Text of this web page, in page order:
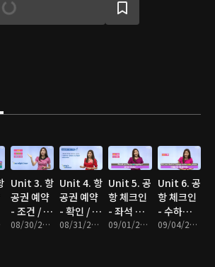
Unit 3. 항
공권 예약
- 조건 / 조
항
08/30/2017 • 10분
Unit 4. 항
공권 예약
- 확인 / 변
경
08/31/2017 • 9분
Unit 5. 공
항 체크인
- 좌석 고
르기
09/01/2017 • 9분
Unit 6. 공
항 체크인
- 수하물
부치기 09/04/2017 • 10분